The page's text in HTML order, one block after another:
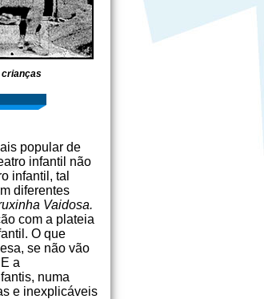
crianças
popular de
infantil não
infantil, tal
diferentes
Vaidosa.
com a plateia
O que
se não vão
a
numa
e inexplicáveis